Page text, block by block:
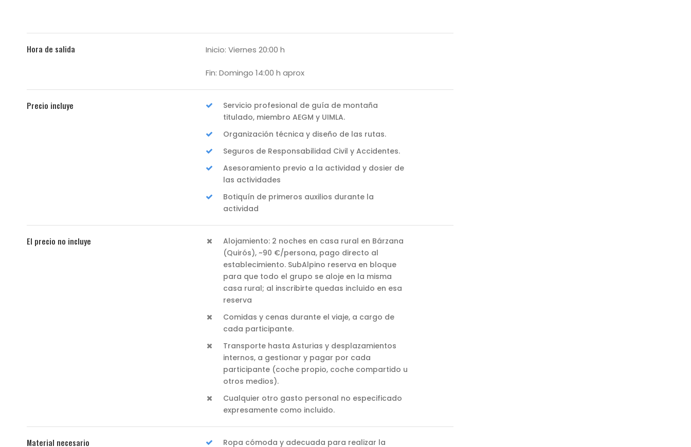
Hora de salida Inicio: Viernes 20:00 h
Fin: Domingo 14:00 h aprox
Precio incluye
Servicio profesional de guía de montaña
titulado, miembro AEGM y UIMLA.
Organización técnica y diseño de las rutas.
Seguros de Responsabilidad Civil y Accidentes.
Asesoramiento previo a la actividad y dosier de
las actividades
Botiquín de primeros auxilios durante la
actividad
El precio no incluye
Alojamiento: 2 noches en casa rural en Bárzana
(Quirós), ~90 €/persona, pago directo al
establecimiento. SubAlpino reserva en bloque
para que todo el grupo se aloje en la misma
casa rural; al inscribirte quedas incluido en esa
reserva
Comidas y cenas durante el viaje, a cargo de
cada participante.
Transporte hasta Asturias y desplazamientos
internos, a gestionar y pagar por cada
participante (coche propio, coche compartido u
otros medios).
Cualquier otro gasto personal no especificado
expresamente como incluido.
Material necesario Ropa cómoda y adecuada para realizar la